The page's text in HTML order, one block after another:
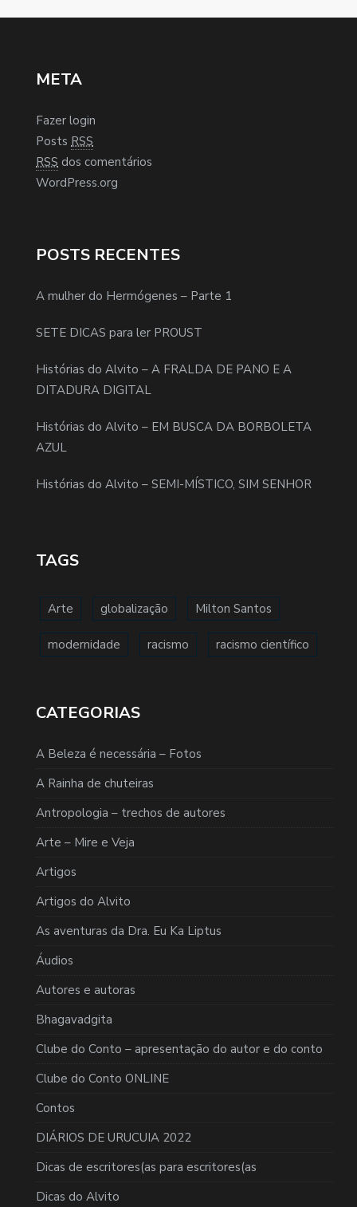
META
Fazer login
Posts RSS
RSS dos comentários
WordPress.org
POSTS RECENTES
A mulher do Hermógenes – Parte 1
SETE DICAS para ler PROUST
Histórias do Alvito – A FRALDA DE PANO E A
DITADURA DIGITAL
Histórias do Alvito – EM BUSCA DA BORBOLETA
AZUL
Histórias do Alvito – SEMI-MÍSTICO, SIM SENHOR
TAGS
Arte globalização Milton Santos
modernidade racismo racismo científico
CATEGORIAS
A Beleza é necessária – Fotos
A Rainha de chuteiras
Antropologia – trechos de autores
Arte – Mire e Veja
Artigos
Artigos do Alvito
As aventuras da Dra. Eu Ka Liptus
Áudios
Autores e autoras
Bhagavadgita
Clube do Conto – apresentação do autor e do conto
Clube do Conto ONLINE
Contos
DIÁRIOS DE URUCUIA 2022
Dicas de escritores(as para escritores(as
Dicas do Alvito